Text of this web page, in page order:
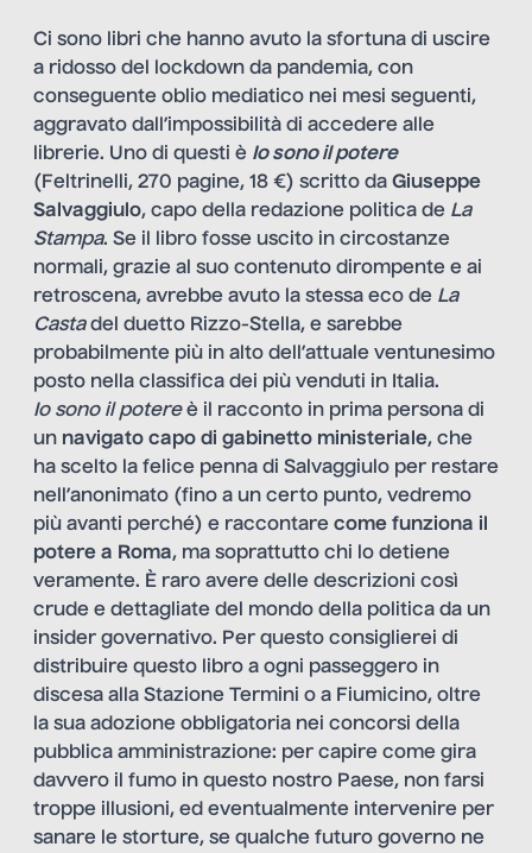
Ci sono libri che hanno avuto la sfortuna di uscire
a ridosso del lockdown da pandemia, con
conseguente oblio mediatico nei mesi seguenti,
aggravato dall’impossibilità di accedere alle
librerie. Uno di questi è Io sono il potere
(Feltrinelli, 270 pagine, 18 €) scritto da Giuseppe
Salvaggiulo, capo della redazione politica de La
Stampa. Se il libro fosse uscito in circostanze
normali, grazie al suo contenuto dirompente e ai
retroscena, avrebbe avuto la stessa eco de La
Castadel duetto Rizzo-Stella, e sarebbe
probabilmente più in alto dell’attuale ventunesimo
posto nella classifica dei più venduti in Italia.
Io sono il potereè il racconto in prima persona di
un navigato capo di gabinetto ministeriale, che
ha scelto la felice penna di Salvaggiulo per restare
nell’anonimato (fino a un certo punto, vedremo
più avanti perché) e raccontare come funziona il
potere a Roma, ma soprattutto chi lo detiene
veramente. È raro avere delle descrizioni così
crude e dettagliate del mondo della politica da un
insider governativo. Per questo consiglierei di
distribuire questo libro a ogni passeggero in
discesa alla Stazione Termini o a Fiumicino, oltre
la sua adozione obbligatoria nei concorsi della
pubblica amministrazione: per capire come gira
davvero il fumo in questo nostro Paese, non farsi
troppe illusioni, ed eventualmente intervenire per
sanare le storture, se qualche futuro governo ne